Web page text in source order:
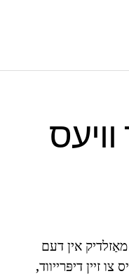
אין דעם
זיין דיפּרייווד,